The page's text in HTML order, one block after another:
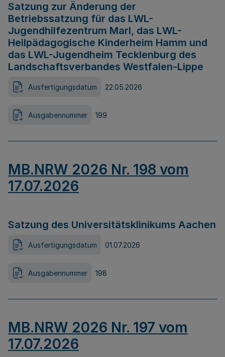
Satzung zur Änderung der
Betriebssatzung für das LWL-
Jugendhilfezentrum Marl, das LWL-
Heilpädagogische Kinderheim Hamm und
das LWL-Jugendheim Tecklenburg des
Landschaftsverbandes Westfalen-Lippe
Ausfertigungsdatum 22.05.2026
Ausgabennummer 199
MB.NRW 2026 Nr. 198 vom
17.07.2026
Satzung des Universitätsklinikums Aachen
Ausfertigungsdatum 01.07.2026
Ausgabennummer 198
MB.NRW 2026 Nr. 197 vom
17.07.2026